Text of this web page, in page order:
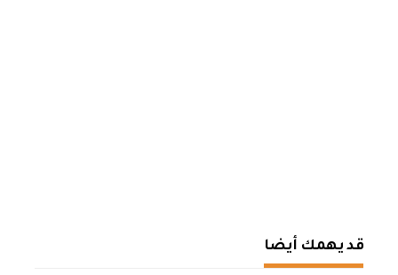
قد يهمك أيضا